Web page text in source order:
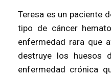
Teresa es un paciente
tipo de cáncer
enfermedad rara que
destruye los huesos
enfermedad crónica